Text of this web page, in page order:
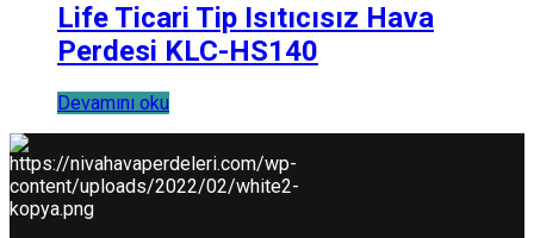
Life Ticari Tip Isıtıcısız Hava
Perdesi KLC-HS140
Devamını oku